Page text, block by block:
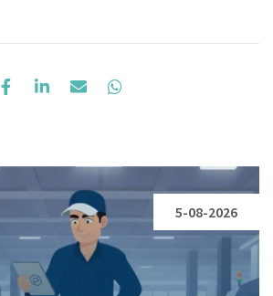
5-08-2026